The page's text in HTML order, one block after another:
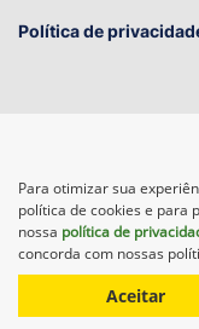
Política de
Desacelere.
Para otimizar sua
política de cookies e para
nossa política de
concorda com nossas
Aceitar